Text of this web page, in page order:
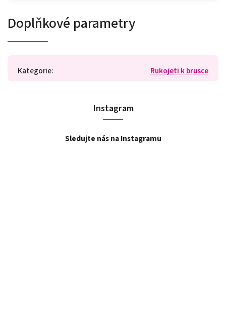
Doplňkové parametry
Kategorie: Rukojeti k brusce
Instagram
Sledujte nás na Instagramu